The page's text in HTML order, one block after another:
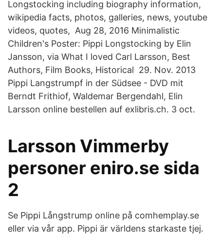
Longstocking including biography information,
wikipedia facts, photos, galleries, news, youtube
videos, quotes, Aug 28, 2016 Minimalistic
Children's Poster: Pippi Longstocking by Elin
Jansson, via What I loved Carl Larsson, Best
Authors, Film Books, Historical 29. Nov. 2013
Pippi Langstrumpf in der Südsee - DVD mit
Berndt Frithiof, Waldemar Bergendahl, Elin
Larsson online bestellen auf exlibris.ch. 3 oct.
Larsson Vimmerby
personer eniro.se sida
2
Se Pippi Långstrump online på comhemplay.se
eller via vår app. Pippi är världens starkaste tjej.